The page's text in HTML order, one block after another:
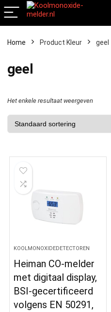
Home Product Kleur ‎geel
‎geel
Het enkele resultaat weergeven
KOOLMONOXIDEDETECTOREN
Heiman CO-melder
met digitaal display,
BSI-gecertificeerd
volgens EN 50291,